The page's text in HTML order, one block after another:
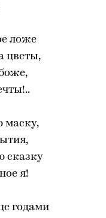
ложе
цветы,
маску,
сказку
я!
годами